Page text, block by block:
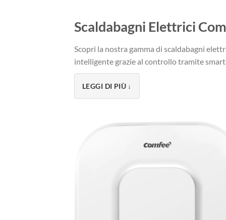
Scaldabagni Elettrici
Scopri la nostra gamma di scaldabagni
intelligente grazie al controllo tramite
La Nostra Gamma di
Il modello intelligente per tutta la famiglia
Controllo tramite smartphone
Compatibile con Alexa e Google Home
LEGGI DI PIÙ ↓